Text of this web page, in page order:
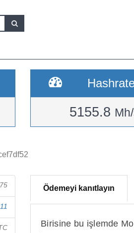
5155.8
Ödemeyi kanıtlayın
Birisine bu işlemde